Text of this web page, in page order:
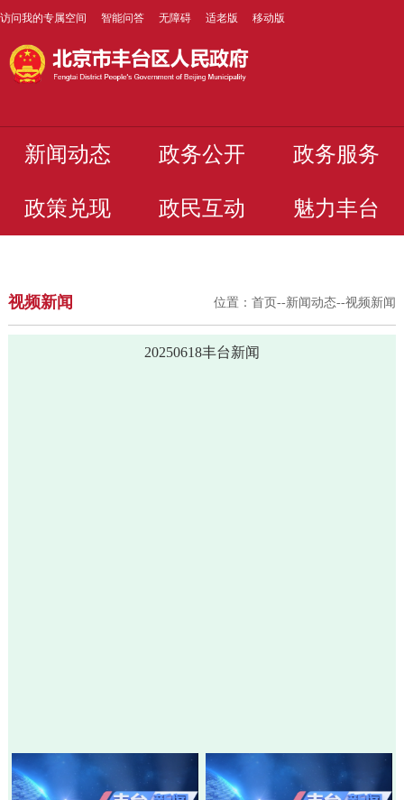
访问我的专属空间 智能问答 无障碍 适老版 移动版
新闻动态 政务公开 政务服务
政策兑现 政民互动 魅力丰台
视频新闻 位置：首页--新闻动态--视频新闻
20250618丰台新闻